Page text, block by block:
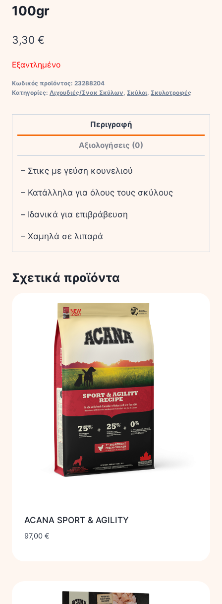
100gr
3,30 €
Εξαντλημένο
Κωδικός προϊόντος: 23288204
Κατηγορίες: Λιχουδιές/Σνακ Σκύλων, Σκύλοι, Σκυλοτροφές
Περιγραφή
Αξιολογήσεις (0)
– Στικς με γεύση κουνελιού
– Κατάλληλα για όλους τους σκύλους
– Ιδανικά για επιβράβευση
– Χαμηλά σε λιπαρά
Σχετικά προϊόντα
ACANA SPORT & AGILITY
97,00 €